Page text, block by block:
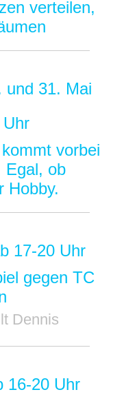
verteilen,
und 31. Mai
vorbei
Egal, ob
Hobby.
17-20 Uhr
gegen TC
Dennis
16-20 Uhr